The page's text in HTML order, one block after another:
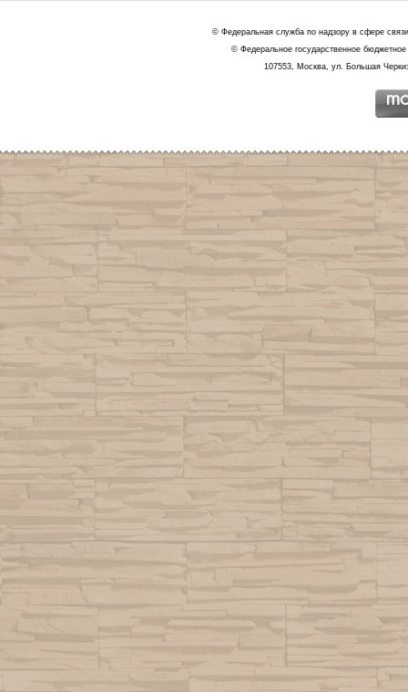
© Федеральная служба по надзору в сфере
© Федеральное государственное
107553, Москва, ул. Большая